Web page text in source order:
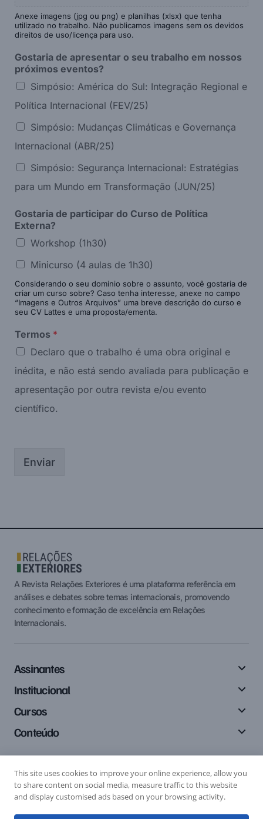
Anexe imagens (jpg ou png) e planilhas (xlsx) que tenha
utilizado no trabalho. Não publicamos imagens sem os devidos
direitos de uso/licença para uso.
Gostaria de apresentar o seu trabalho em nossos
próximos eventos?
Simpósio: América do Sul: Integração Regional e
Política Internacional (FEV/25)
Simpósio: Mudanças Climáticas e Governança
Internacional (ABR/25)
Simpósio: Segurança Internacional: Estratégias
para um Mundo em Transformação (JUN/25)
Gostaria de participar do Curso de Política
Externa?
Workshop (1h30)
Minicurso (4 aulas de 1h30)
Considerando o seu domínio sobre o assunto, você gostaria de
criar um curso sobre? Caso tenha interesse, anexe no campo
“Imagens e Outros Arquivos” uma breve descrição do curso e
seu CV Lattes e uma proposta/ementa.
Termos *
Declaro que o trabalho é uma obra original e
inédita, e não está sendo avaliada para publicação e
apresentação por outra revista e/ou evento
científico.
Enviar
A Revista Relações Exteriores é uma plataforma referência em
análises e debates sobre temas internacionais, promovendo
conhecimento e formação de excelência em Relações
Internacionais.
Assinantes
Institucional
Cursos
Conteúdo
Siga-nos
This site uses cookies to improve your online experience, allow you
to share content on social media, measure traffic to this website
and display customised ads based on your browsing activity.